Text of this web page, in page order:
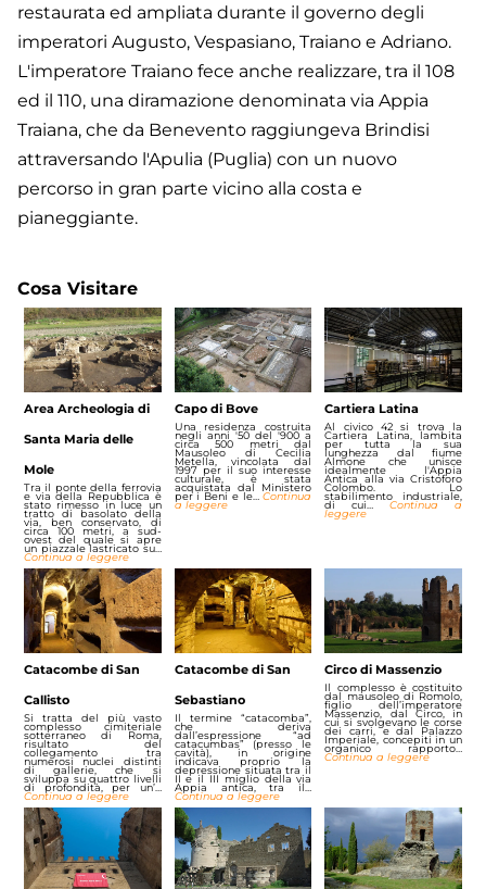
restaurata ed ampliata durante il governo degli
imperatori Augusto, Vespasiano, Traiano e Adriano.
L'imperatore Traiano fece anche realizzare, tra il 108
ed il 110, una diramazione denominata via Appia
Traiana, che da Benevento raggiungeva Brindisi
attraversando l'Apulia (Puglia) con un nuovo
percorso in gran parte vicino alla costa e
pianeggiante.
Cosa Visitare
Area Archeologia di
Santa Maria delle
Mole
Tra il ponte della ferrovia
e via della Repubblica è
stato rimesso in luce un
tratto di basolato della
via, ben conservato, di
circa 100 metri, a sud-
ovest del quale si apre
un piazzale lastricato su…
Continua a leggere
Capo di Bove
Una residenza costruita
negli anni '50 del '900 a
circa 500 metri dal
Mausoleo di Cecilia
Metella, vincolata dal
1997 per il suo interesse
culturale, è stata
acquistata dal Ministero
per i Beni e le…Continua
a leggere
Cartiera Latina
Al civico 42 si trova la
Cartiera Latina, lambita
per tutta la sua
lunghezza dal fiume
Almone che unisce
idealmente l'Appia
Antica alla via Cristoforo
Colombo. Lo
stabilimento industriale,
di cui…Continua a
leggere
Catacombe di San
Callisto
Si tratta del più vasto
complesso cimiteriale
sotterraneo di Roma,
risultato del
collegamento tra
numerosi nuclei distinti
di gallerie, che si
sviluppa su quattro livelli
di profondità, per un’…
Continua a leggere
Catacombe di San
Sebastiano
Il termine “catacomba”,
che deriva
dall’espressione “ad
catacumbas” (presso le
cavità), in origine
indicava proprio la
depressione situata tra il
II e il III miglio della via
Appia antica, tra il…
Continua a leggere
Circo di Massenzio
Il complesso è costituito
dal mausoleo di Romolo,
figlio dell’imperatore
Massenzio, dal Circo, in
cui si svolgevano le corse
dei carri, e dal Palazzo
Imperiale, concepiti in un
organico rapporto…
Continua a leggere